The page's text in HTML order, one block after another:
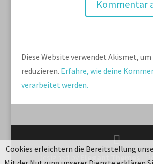
Diese Website verwendet Akismet, um
reduzieren. Erfahre, wie deine
verarbeitet werden.
Cookies erleichtern die Bereitstellung